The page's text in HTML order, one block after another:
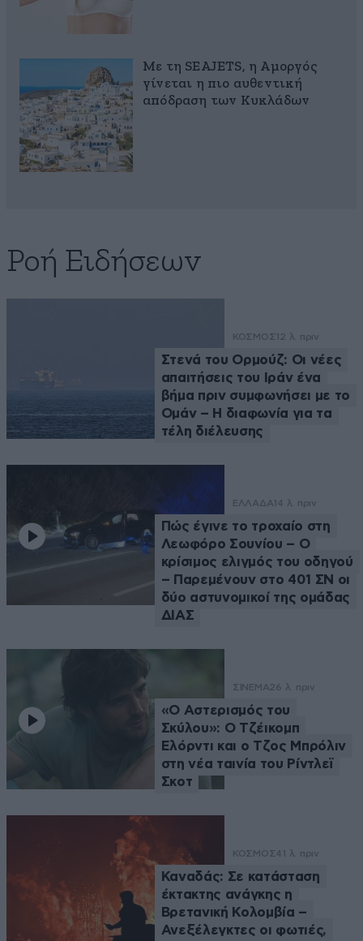
Με τη SEAJETS, η Αμοργός
γίνεται η πιο αυθεντική
απόδραση των Κυκλάδων
Ροή Ειδήσεων
ΚΟΣΜΟΣ 12 λ. πριν
Στενά του Ορμούζ: Οι νέες
απαιτήσεις του Ιράν ένα
βήμα πριν συμφωνήσει με το
Ομάν – Η διαφωνία για τα
τέλη διέλευσης
ΕΛΛΑΔΑ 14 λ. πριν
Πώς έγινε το τροχαίο στη
Λεωφόρο Σουνίου – Ο
κρίσιμος ελιγμός του οδηγού
– Παρεμένουν στο 401 ΣΝ οι
δύο αστυνομικοί της ομάδας
ΔΙΑΣ
ΣΙΝΕΜΑ26 λ. πριν
«Ο Αστερισμός του
Σκύλου»: Ο Τζέικομπ
Ελόρντι και ο Τζος Μπρόλιν
στη νέα ταινία του Ρίντλεϊ
Σκοτ
ΚΟΣΜΟΣ41 λ. πριν
Καναδάς: Σε κατάσταση
έκτακτης ανάγκης η
Βρετανική Κολομβία –
Ανεξέλεγκτες οι φωτιές,